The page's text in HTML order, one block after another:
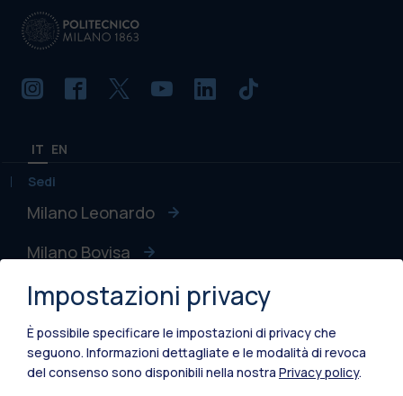
IT EN
Sedi
Milano Leonardo
Milano Bovisa
Cremona
Lecco
Mantova
Impostazioni privacy
È possibile specificare le impostazioni di privacy che
seguono. Informazioni dettagliate e le modalità di revoca
del consenso sono disponibili nella nostra Privacy policy.